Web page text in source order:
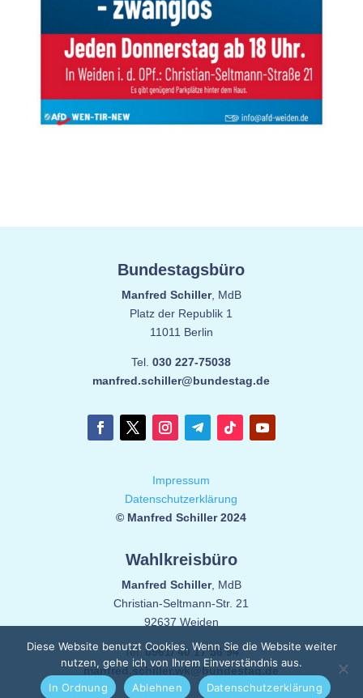
Bundestagsbüro
Manfred Schiller, MdB
Platz der Republik 1
11011 Berlin
Tel.030 227-75038
manfred.schiller@bundestag.de
Impressum
Datenschutzerklärung
© Manfred Schiller 2024
Wahlkreisbüro
Manfred Schiller, MdB
Christian-Seltmann-Str. 21
92637 Weiden
Tel. 0961/ 40 17 56 94
manfred.schiller.wk@bundestag.de
Diese Website benutzt Cookies. Wenn Sie die Website weiter
nutzen, gehe ich von Ihrem Einverständnis aus.
In Ordnung
Ablehnen Datenschutzerklärung